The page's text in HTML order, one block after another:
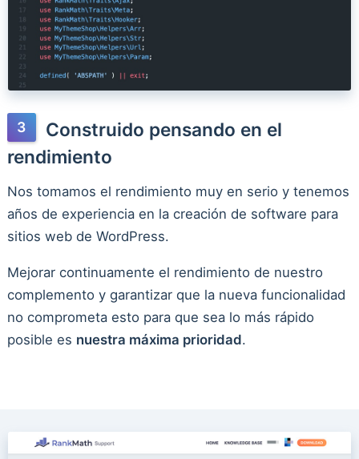
Construido pensando en el
rendimiento
Nos tomamos el rendimiento muy en serio y tenemos
años de experiencia en la creación de software para
sitios web de WordPress.
Mejorar continuamente el rendimiento de nuestro
complemento y garantizar que la nueva funcionalidad
no comprometa esto para que sea lo más rápido
posible es nuestra máxima prioridad.